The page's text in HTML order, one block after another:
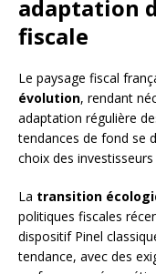
adaptation
fiscale
Le paysage fiscal
évolution, rendant
adaptation régulière
tendances de fond se
choix des
La transition
politiques fiscales
dispositif Pinel
tendance, avec des